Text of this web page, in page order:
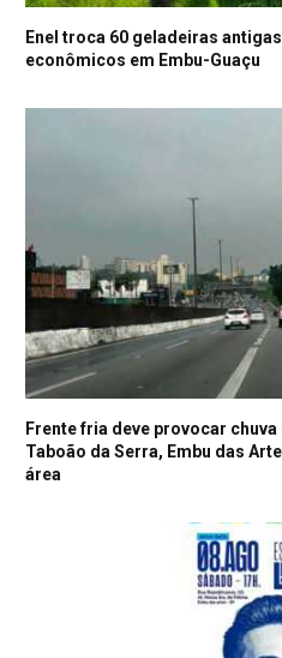
Enel troca 60 geladeiras
econômicos em Embu-Guaçu
Frente fria deve provocar
Taboão da Serra, Embu das
área